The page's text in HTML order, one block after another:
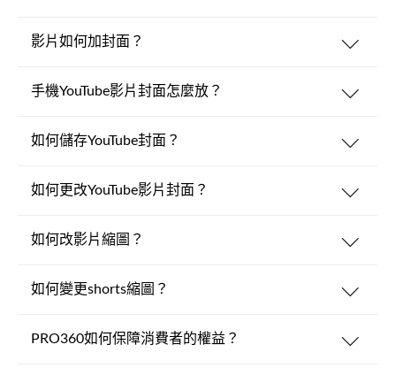
影片如何加封面？
手機YouTube影片封面怎麼放？
如何儲存YouTube封面？
如何更改YouTube影片封面？
如何改影片縮圖？
如何變更shorts縮圖？
PRO360如何保障消費者的權益？